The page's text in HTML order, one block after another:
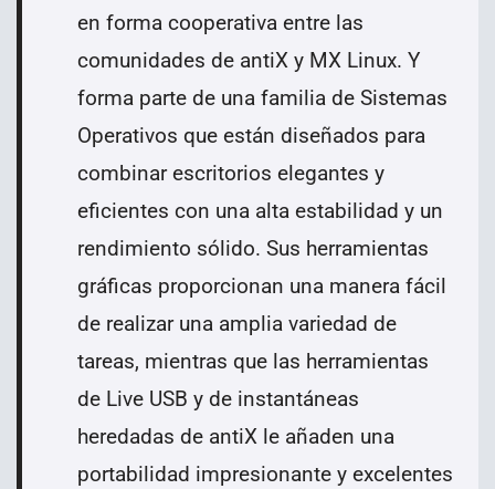
en forma cooperativa entre las
comunidades de antiX y MX Linux. Y
forma parte de una familia de Sistemas
Operativos que están diseñados para
combinar escritorios elegantes y
eficientes con una alta estabilidad y un
rendimiento sólido. Sus herramientas
gráficas proporcionan una manera fácil
de realizar una amplia variedad de
tareas, mientras que las herramientas
de Live USB y de instantáneas
heredadas de antiX le añaden una
portabilidad impresionante y excelentes